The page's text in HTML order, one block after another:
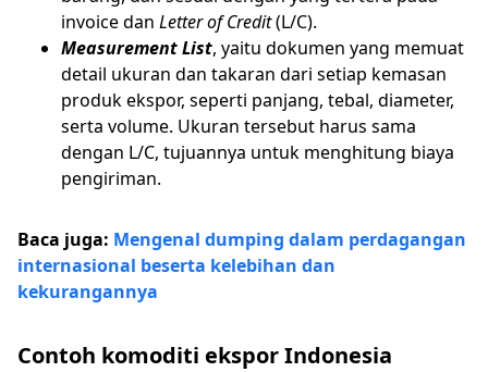
invoice dan Letter of Credit(L/C).
Measurement List, yaitu dokumen yang memuat
detail ukuran dan takaran dari setiap kemasan
produk ekspor, seperti panjang, tebal, diameter,
serta volume. Ukuran tersebut harus sama
dengan L/C, tujuannya untuk menghitung biaya
pengiriman.
Baca juga: Mengenal dumping dalam perdagangan
internasional beserta kelebihan dan
kekurangannya
Contoh komoditi ekspor Indonesia